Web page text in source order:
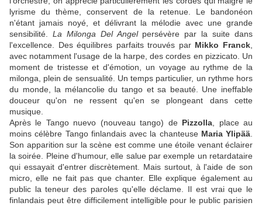
lyrisme du thème, conservent de la retenue. Le bandonéon
n'étant jamais noyé, et délivrant la mélodie avec une grande
sensibilité. La Milonga Del Angelpersévère par la suite dans
l'excellence. Des équilibres parfaits trouvés par Mikko Franck
avec notamment l'usage de la harpe, des cordes en pizzicato. Un
moment de tristesse et d'émotion, un voyage au rythme de la
milonga, plein de sensualité. Un temps particulier, un rythme hors
du monde, la mélancolie du tango et sa beauté. Une ineffable
douceur qu'on ne ressent qu'en se plongeant dans cette
musique.
Après le Tango nuevo (nouveau tango) de Pizzolla , place au
moins célèbre Tango finlandais avec la chanteuse Maria Ylipää
Son apparition sur la scène est comme une étoile venant éclairer
la soirée. Pleine d'humour, elle salue par exemple un retardataire
qui essayait d'entrer discrètement. Mais surtout, à l'aide de son
micro, elle ne fait pas que chanter. Elle explique également au
public la teneur des paroles qu'elle déclame. Il est vrai que le
finlandais peut être difficilement intelligible pour le public parisien